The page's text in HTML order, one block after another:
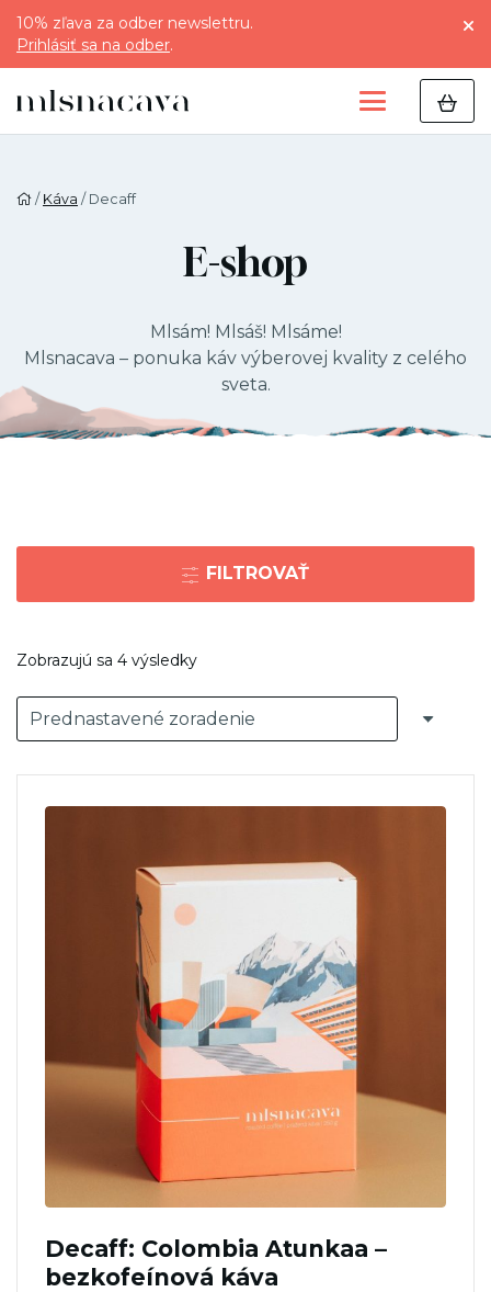
10% zľava za odber newslettru.
Prihlásiť sa na odber.
/ Káva / Decaff
E-shop
Mlsám! Mlsáš! Mlsáme!
Mlsnacava – ponuka káv výberovej kvality z celého
sveta.
FILTROVAŤ
Zobrazujú sa 4 výsledky
Decaff: Colombia Atunkaa –
bezkofeínová káva